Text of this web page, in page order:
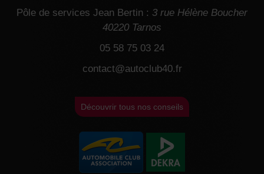
Pôle de services Jean Bertin : 3 rue Hélène Boucher
40220 Tarnos
05 58 75 03 24
contact@autoclub40.fr
Découvrir tous nos conseils